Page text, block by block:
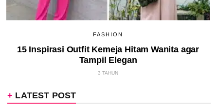
FASHION
15 Inspirasi Outfit Kemeja Hitam Wanita agar
Tampil Elegan
3 TAHUN
LATEST POST